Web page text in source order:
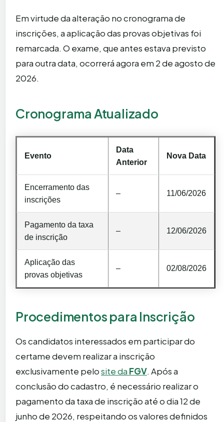
Em virtude da alteração no cronograma de
inscrições, a aplicação das provas objetivas foi
remarcada. O exame, que antes estava previsto
para outra data, ocorrerá agora em 2 de agosto de
2026.
Cronograma Atualizado
Evento
Data
Anterior
Nova Data
Encerramento das
inscrições
– 11/06/2026
Pagamento da taxa
de inscrição
– 12/06/2026
Aplicação das
provas objetivas
– 02/08/2026
Procedimentos para Inscrição
Os candidatos interessados em participar do
certame devem realizar a inscrição
exclusivamente pelosite da FGV. Após a
conclusão do cadastro, é necessário realizar o
pagamento da taxa de inscrição até o dia 12 de
junho de 2026, respeitando os valores definidos